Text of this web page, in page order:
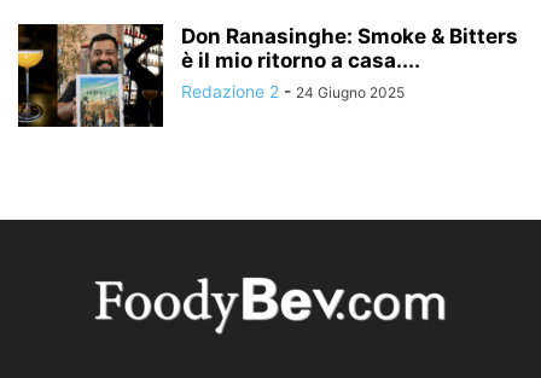
Don Ranasinghe: Smoke & Bitters
è il mio ritorno a casa....
Redazione 2 - 24 Giugno 2025